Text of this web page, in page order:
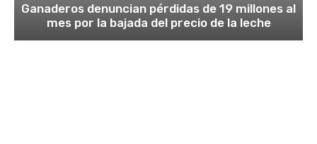
Ganaderos denuncian pérdidas de 19 millones al
mes por la bajada del precio de la leche